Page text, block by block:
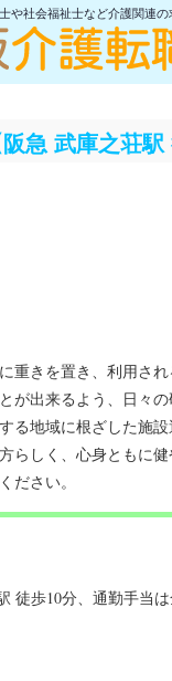
や社会福祉士など介護関連の
阪急 武庫之荘
重きを置き、利用さ
が出来るよう、日々の
る地域に根ざした施設
らしく、心身ともに健
ださい。
徒歩10分、通勤手当